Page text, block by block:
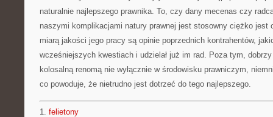
naturalnie najlepszego prawnika. To, czy dany mecenas czy
naszymi komplikacjami natury prawnej jest stosowny ciężko jest
miarą jakości jego pracy są opinie poprzednich kontrahentów,
wcześniejszych kwestiach i udzielał już im rad. Poza tym,
kolosalną renomą nie wyłącznie w środowisku prawniczym,
co powoduje, że nietrudno jest dotrzeć do tego najlepszego.
1. felietony